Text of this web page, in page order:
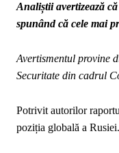
Analiștii avertizează
spunând că cele mai
Avertismentul provine
Securitate din cadrul
Potrivit autorilor
poziția globală a Rusiei.